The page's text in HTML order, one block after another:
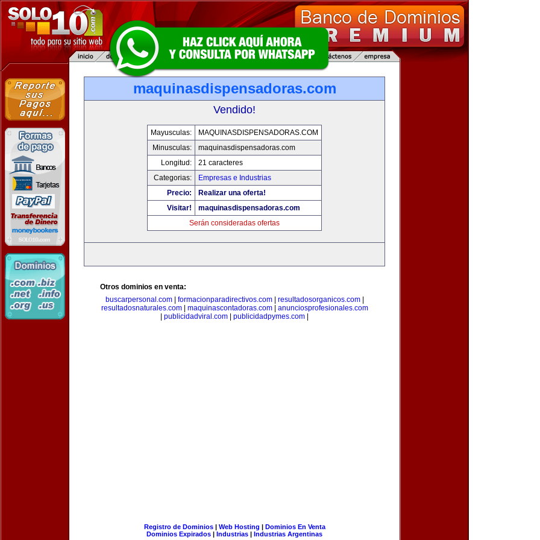
maquinasdispensadoras.com
Vendido!
Mayusculas:
MAQUINASDISPENSADORAS.COM
Minusculas:
maquinasdispensadoras.com
Longitud:
21 caracteres
Categorias:
Empresas e Industrias
Precio:
Realizar una oferta!
Visitar!
maquinasdispensadoras.com
Serán consideradas ofertas
Otros dominios en venta:
buscarpersonal.com| formacionparadirectivos.com| resultadosorganicos.com|
resultadosnaturales.com| maquinascontadoras.com| anunciosprofesionales.com
publicidadviral.com publicidadpymes.com
Registro de Dominios| Web Hosting | Dominios En Venta
Dominios Expirados | Industrias | Industrias Argentinas